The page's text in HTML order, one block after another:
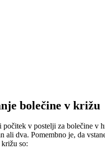
bolečine v križu
v postelji za bolečine v
ali dva. Pomembno je, da
so: